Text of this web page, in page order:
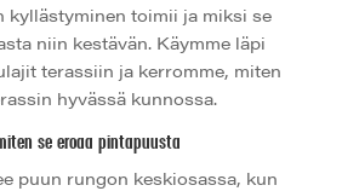
kyllästyminen toimii ja miksi se
niin kestävän. Käymme läpi
terassiin ja kerromme, miten
hyvässä kunnossa.
se eroaa pintapuusta
puun rungon keskiosassa, kun